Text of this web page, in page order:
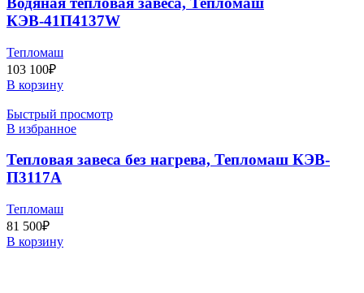
КЭВ-41П4137W
Тепломаш
103 100₽
В корзину
Быстрый просмотр
В избранное
Тепловая завеса без нагрева, Тепломаш КЭВ-
П3117A
Тепломаш
81 500₽
В корзину